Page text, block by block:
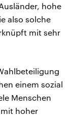
hohe
also solche
mit sehr
einem sozial
Menschen
hoher